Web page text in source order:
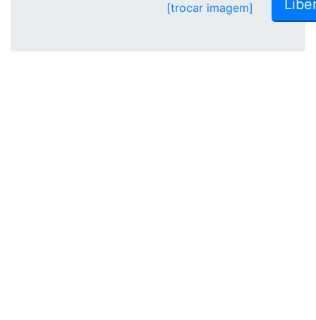
[trocar imagem]